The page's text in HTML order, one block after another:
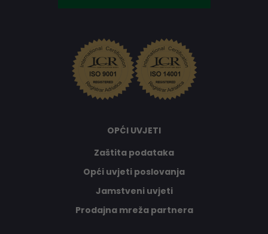
OPĆI UVJETI
Zaštita podataka
Opći uvjeti poslovanja
Jamstveni uvjeti
Prodajna mreža partnera